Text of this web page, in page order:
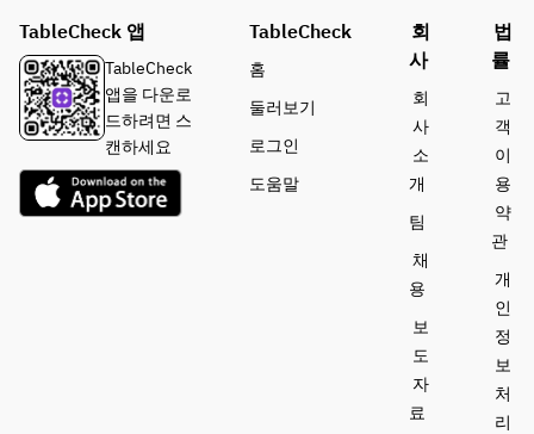
TableCheck 앱
TableCheck
앱을 다운로
드하려면 스
캔하세요
TableCheck
홈
둘러보기
로그인
도움말
회
사
회
사
소
개
팀
채
용
보
도
자
료
법
률
고
객
이
용
약
관
개
인
정
보
처
리